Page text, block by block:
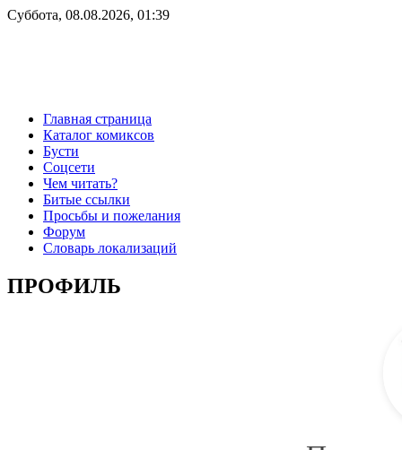
Суббота, 08.08.2026, 01:39
Главная страница
Каталог комиксов
Бусти
Соцсети
Чем читать?
Битые ссылки
Просьбы и пожелания
Форум
Словарь локализаций
ПРОФИЛЬ